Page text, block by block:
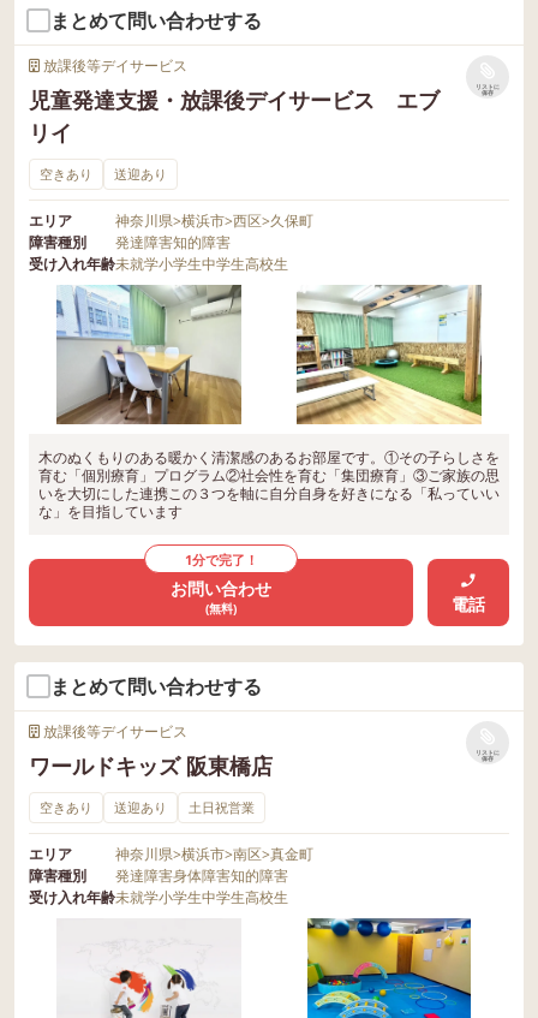
まとめて問い合わせする
放課後等デイサービス
児童発達支援・放課後デイサービス エブ
リイ
リストに
保存
空きあり 送迎あり
エリア 神奈川県>横浜市>西区>久保町
障害種別
発達障害知的障害
受け入れ年齢未就学小学生中学生高校生
木のぬくもりのある暖かく清潔感のあるお部屋です。①その子らしさを
育む「個別療育」プログラム②社会性を育む「集団療育」③ご家族の思
いを大切にした連携この３つを軸に自分自身を好きになる「私っていい
な」を目指しています
1分で完了！
お問い合わせ
(無料) 電話
まとめて問い合わせする
放課後等デイサービス
ワールドキッズ 阪東橋店
リストに
保存
空きあり 送迎あり 土日祝営業
エリア 神奈川県>横浜市>南区>真金町
障害種別
発達障害身体障害知的障害
受け入れ年齢未就学小学生中学生高校生